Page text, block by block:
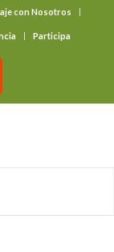
con Nosotros
Participa